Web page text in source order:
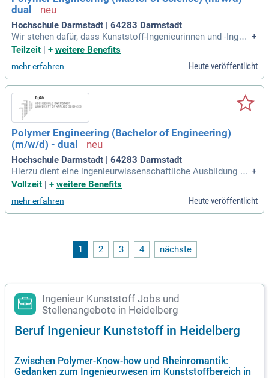
dual
Hochschule Darmstadt | 64283 Darmstadt
Wir stehen dafür, dass Kunststoff-Ingenieurinnen und -Ingeni
eure „Made in Germany“ auch weiterhin weltweit führend sei
echnik kann auch in dualer Form absolviert werden.
+
Teilzeit | + weitere Benefits
mehr erfahren Heute veröffentlicht
Polymer Engineering (Bachelor of Engineering)
(m/w/d) - dual
Hochschule Darmstadt | 64283 Darmstadt
Hierzu dient eine ingenieurwissenschaftliche Ausbildung mi
t einem Focus auf soziale Kompetenzen. Perspektiven: Das
tstofftechnik ist fachlich äußerst vielseitig.
+
Vollzeit
+ weitere Benefits
mehr erfahren Heute veröffentlicht
1 2 3 4 nächste
Ingenieur Kunststoff Jobs und
Stellenangebote in Heidelberg
Beruf Ingenieur Kunststoff in Heidelberg
Zwischen Polymer-Know-how und Rheinromantik:
Gedanken zum Ingenieurwesen im Kunststoffbereich in